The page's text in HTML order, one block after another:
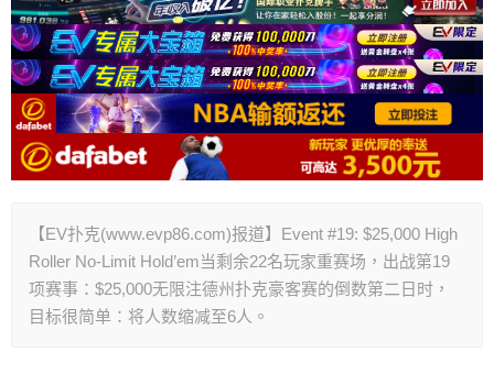
【EV扑克(www.evp86.com)报道】Event #19: $25,000 High
Roller No-Limit Hold’em当剩余22名玩家重赛场，出战第19
项赛事：$25,000无限注德州扑克豪客赛的倒数第二日时，
目标很简单：将人数缩减至6人。